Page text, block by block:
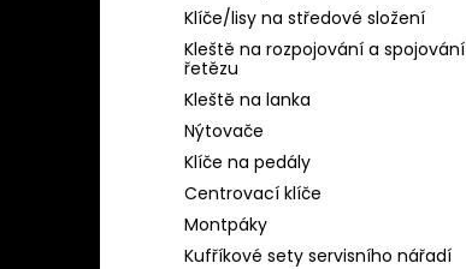
Klíče/lisy na středové složení
Kleště na rozpojování a spojování
řetězu
Kleště na lanka
Nýtovače
Klíče na pedály
Centrovací klíče
Montpáky
Kufříkové sety servisního nářadí